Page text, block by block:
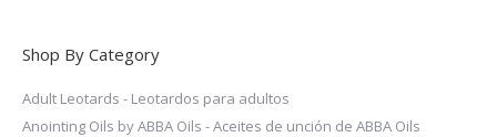
Shop By Category
Adult Leotards - Leotardos para adultos
Anointing Oils by ABBA Oils - Aceites de unción de ABBA Oils